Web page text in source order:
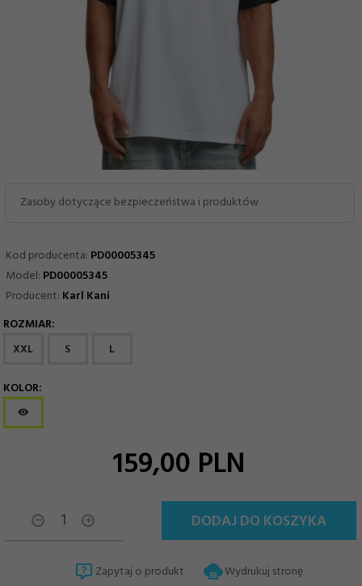
Zasoby dotyczące bezpieczeństwa i produktów
Kod producenta: PD00005345
Model: PD00005345
Producent: Karl Kani
ROZMIAR:
XXL
S L
KOLOR:
159,00 PLN
DODAJ DO KOSZYKA
Zapytaj o produkt Wydrukuj stronę